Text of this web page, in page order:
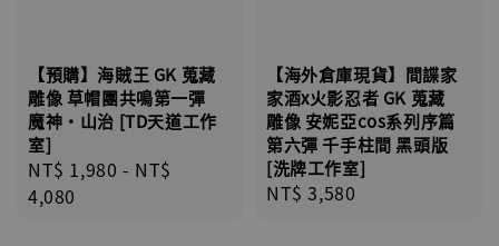
【預購】海賊王 GK 蒐藏
雕像 草帽團共鳴第一彈
魔神·山治 [TD天道工作
室]
Regular
price
NT$ 1,980 - NT$
4,080
【海外倉庫現貨】間諜家
家酒x火影忍者 GK 蒐藏
雕像 安妮亞cos系列序篇
第六彈 千手柱間 黑頭版
[洗牌工作室]
Regular
NT$ 3,580